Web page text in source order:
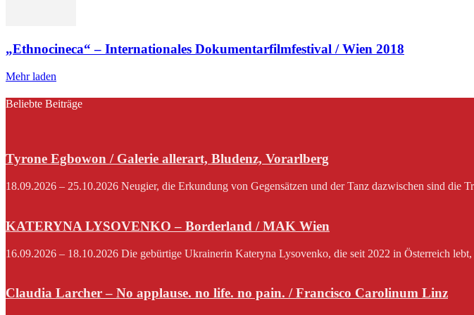
„Ethnocineca“ – Internationales Dokumentarfilmfestival / Wien 2018
Mehr laden
Beliebte Beiträge
Tyrone Egbowon / Galerie allerart, Bludenz, Vorarlberg
18.09.2026 – 25.10.2026 Neugier, die Erkundung von Gegensätzen und der Tanz dazwischen sind
KATERYNA LYSOVENKO – Borderland / MAK Wien
16.09.2026 – 18.10.2026 Die gebürtige Ukrainerin Kateryna Lysovenko, die seit 2022 in Österreich
Claudia Larcher – No applause. no life. no pain. / Francisco Carolinum Linz